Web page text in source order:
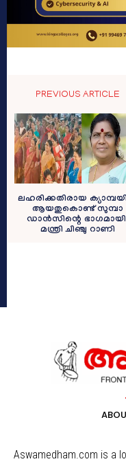
PREVIOUS ARTICLE
ലഹരിക്കതിരായ
ആയതുകൊണ്ട് സുമ്പാ
ഡാൻസിന്റെ
മന്ത്രി ചിഞ്ചു റാണി
Aswamedham.com is a